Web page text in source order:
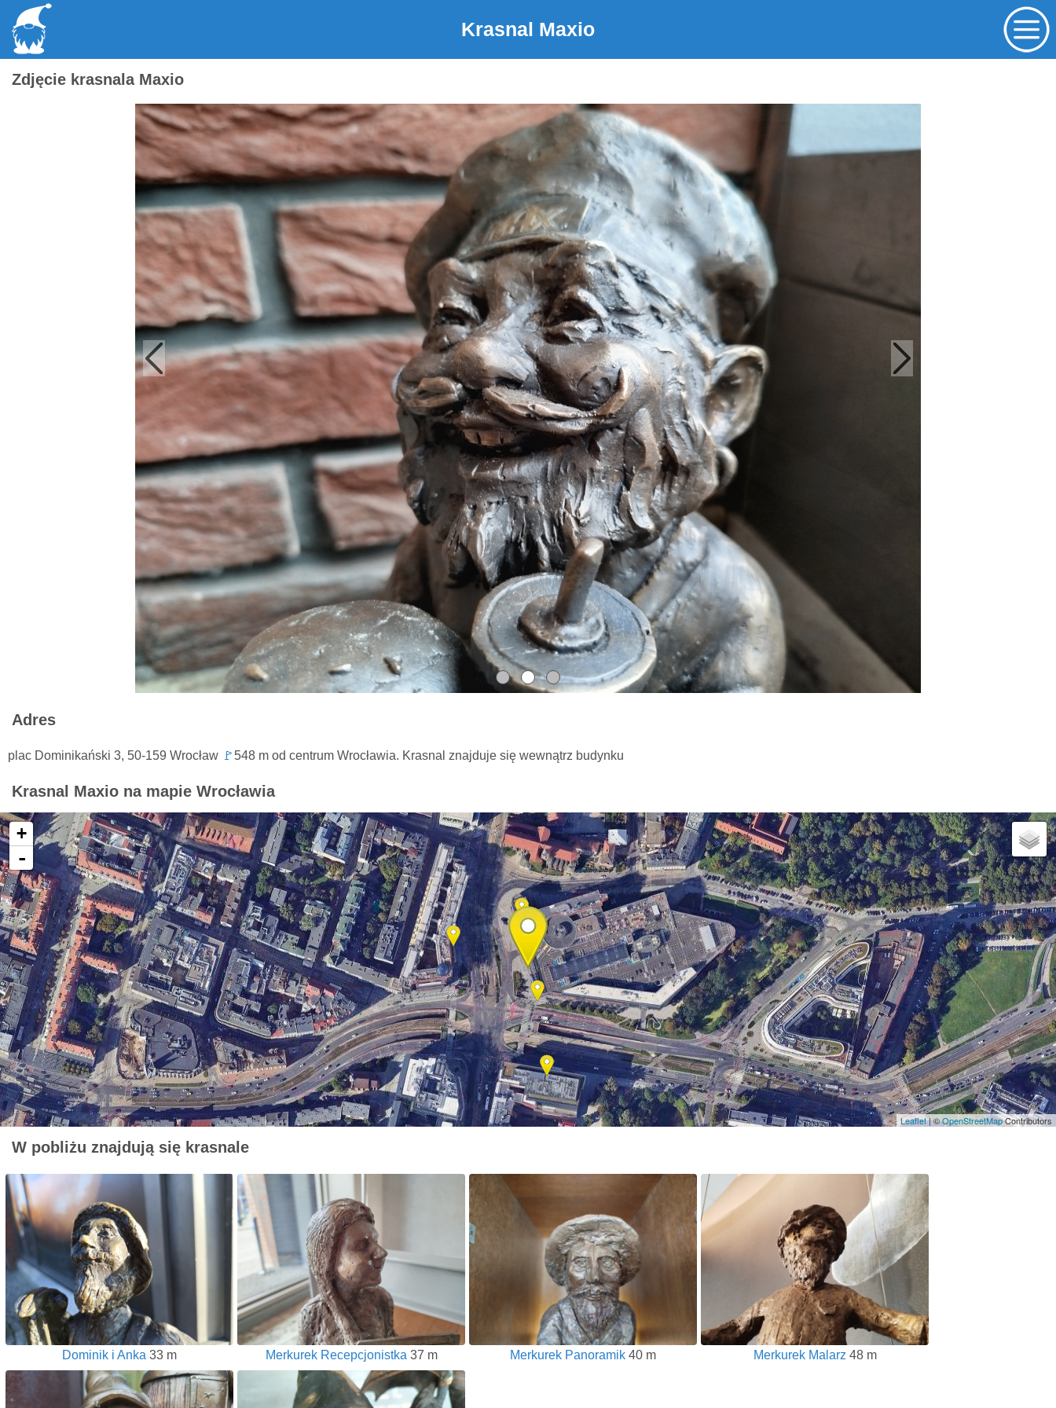
Krasnal Maxio
Zdjęcie krasnala Maxio
Adres
plac Dominikański 3, 50-159 Wrocław 🚩 548 m od centrum Wrocławia. Krasnal znajduje się wewnątrz budynku
Krasnal Maxio na mapie Wrocławia
+
-
Leaflet| ©OpenStreetMapContributors
W pobliżu znajdują się krasnale
Dominik i Anka 33 m Merkurek Recepcjonistka 37 m Merkurek Panoramik 40 m Merkurek Malarz 48 m